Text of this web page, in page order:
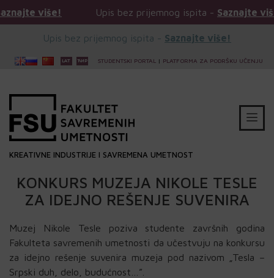
Upis bez prijemnog ispita -Saznajte više!
Upis bez prijemnog ispita - Saznajte više!
STUDENTSKI PORTAL | PLATFORMA ZA PODRŠKU UČENJU
KREATIVNE INDUSTRIJE I SAVREMENA UMETNOST
KONKURS MUZEJA NIKOLE TESLE
ZA IDEJNO REŠENJE SUVENIRA
Muzej Nikole Tesle poziva studente završnih godina
Fakulteta savremenih umetnosti da učestvuju na konkursu
za idejno rešenje suvenira muzeja pod nazivom „Tesla –
Srpski duh, delo, budućnost…”.